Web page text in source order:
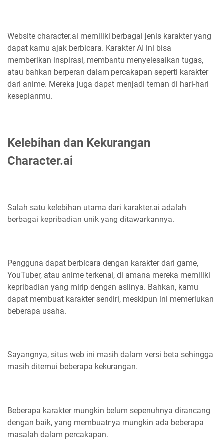
Website character.ai memiliki berbagai jenis karakter yang
dapat kamu ajak berbicara. Karakter AI ini bisa
memberikan inspirasi, membantu menyelesaikan tugas,
atau bahkan berperan dalam percakapan seperti karakter
dari anime. Mereka juga dapat menjadi teman di hari-hari
kesepianmu.
Kelebihan dan Kekurangan
Character.ai
Salah satu kelebihan utama dari karakter.ai adalah
berbagai kepribadian unik yang ditawarkannya.
Pengguna dapat berbicara dengan karakter dari game,
YouTuber, atau anime terkenal, di amana mereka memiliki
kepribadian yang mirip dengan aslinya. Bahkan, kamu
dapat membuat karakter sendiri, meskipun ini memerlukan
beberapa usaha.
Sayangnya, situs web ini masih dalam versi beta sehingga
masih ditemui beberapa kekurangan.
Beberapa karakter mungkin belum sepenuhnya dirancang
dengan baik, yang membuatnya mungkin ada beberapa
masalah dalam percakapan.